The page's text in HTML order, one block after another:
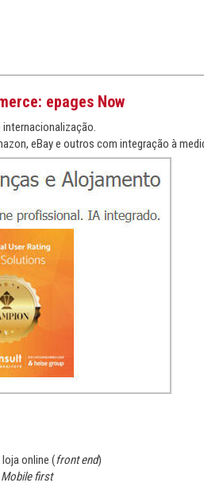
epages Now
eBay e outros com integração à
online (front end)
Mobile first